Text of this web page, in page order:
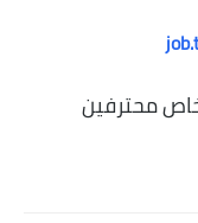
محترفين